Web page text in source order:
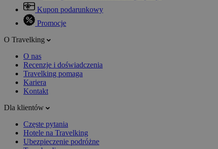
Kupon podarunkowy
Promocje
O Travelking
O nas
Recenzje i doświadczenia
Travelking pomaga
Kariera
Kontakt
Dla klientów
Częste pytania
Hotele na Travelking
Ubezpieczenie podróżne